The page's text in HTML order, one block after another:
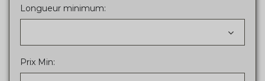
Longueur minimum:
Prix Min: